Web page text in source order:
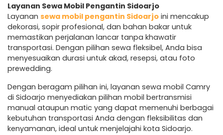
Layanan Sewa Mobil Pengantin Sidoarjo
Layanan sewa mobil pengantin Sidoarjo ini mencakup
dekorasi, sopir profesional, dan bahan bakar untuk
memastikan perjalanan lancar tanpa khawatir
transportasi. Dengan pilihan sewa fleksibel, Anda bisa
menyesuaikan durasi untuk akad, resepsi, atau foto
prewedding.
Dengan beragam pilihan ini, layanan sewa mobil Camry
di Sidoarjo menyediakan pilihan mobil bertransmisi
manual ataupun matic yang dapat memenuhi berbagai
kebutuhan transportasi Anda dengan fleksibilitas dan
kenyamanan, ideal untuk menjelajahi kota Sidoarjo.